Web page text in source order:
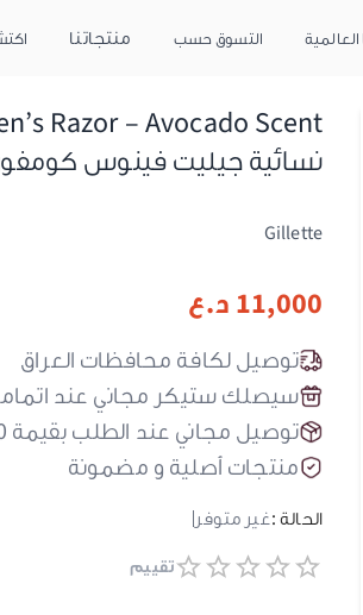
منتجاتنا التسوق حسب
نسائية جيليت فينوس
Gillette
11,000 د.ع
توصيل لكافة محافظات العراق
سيصلك ستيكر مجاني عند
توصيل مجاني عند الطلب بقيمة 50 ألف د.ع بعد تطبيق كود الحسم
منتجات أصلية و مضمونة
الحالة :غير متوفر
تقييم